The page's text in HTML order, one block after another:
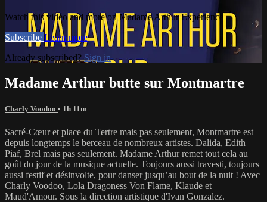
Watch this video and more on Madame Arthur Experience
Subscribe Learn more
Already subscribed?Sign in
Madame Arthur butte sur Montmartre
Charly Voodoo • 1h 11m
Sacré-Cœur et place du Tertre mais pas seulement, Montmartre est
depuis longtemps le berceau de nombreux artistes. Dalida, Edith
Piaf, Brel mais pas seulement. Madame Arthur remet tout cela au
goût du jour de la musique actuelle. Toujours aussi travesti, toujours
aussi festif et désinvolte, pour danser jusqu’au bout de la nuit ! Avec
Charly Voodoo, Lola Dragoness Von Flame, Klaude et
Maud'Amour. Sous la direction artistique d'Ivan Gonzalez.